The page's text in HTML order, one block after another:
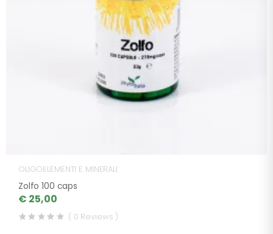
OLIGOELEMENTI E MINERALI
Zolfo 100 caps
€ 25,00
( 0 Reviews )